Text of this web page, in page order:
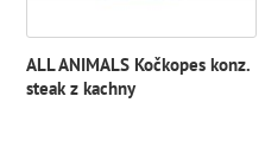
ALL ANIMALS Kočkopes konz.
steak z kachny